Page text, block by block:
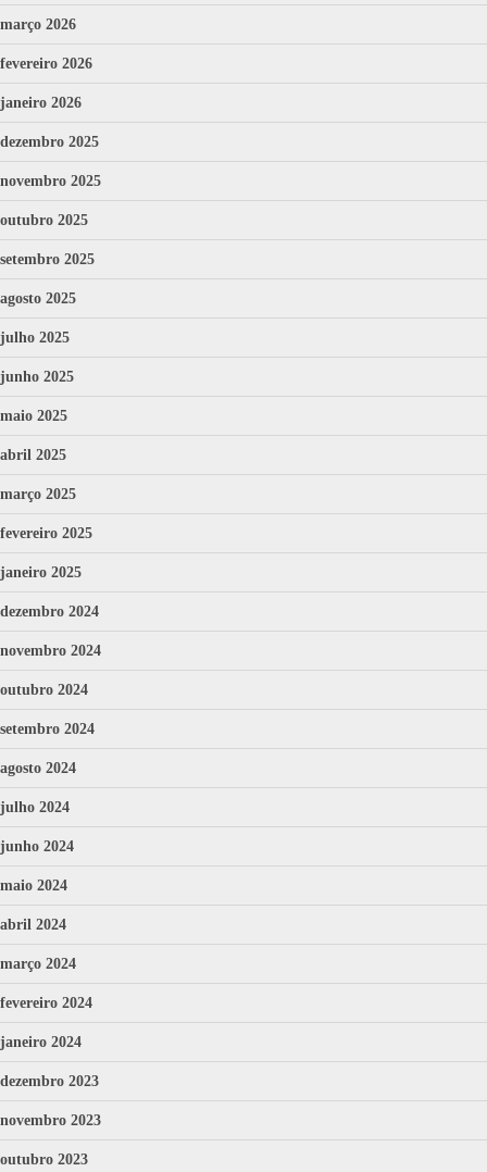
março 2026
fevereiro 2026
janeiro 2026
dezembro 2025
novembro 2025
outubro 2025
setembro 2025
agosto 2025
julho 2025
junho 2025
maio 2025
abril 2025
março 2025
fevereiro 2025
janeiro 2025
dezembro 2024
novembro 2024
outubro 2024
setembro 2024
agosto 2024
julho 2024
junho 2024
maio 2024
abril 2024
março 2024
fevereiro 2024
janeiro 2024
dezembro 2023
novembro 2023
outubro 2023